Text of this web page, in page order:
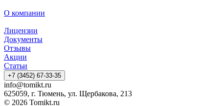
О компании
Лицензии
Документы
Отзывы
Акции
Статьи
+7 (3452) 67-33-35
info@tomikt.ru
625059, г. Тюмень, ул. Щербакова, 213
© 2026 Tomikt.ru